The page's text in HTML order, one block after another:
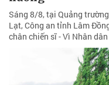
Sáng 8/8, tại Quảng
Lạt, Công an tỉnh Lâm
chân chiến sĩ - Vì Nhân